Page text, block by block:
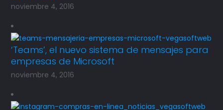
noviembre 4, 2016
‘Teams’, el nuevo sistema de mensajes para
empresas de Microsoft
noviembre 4, 2016